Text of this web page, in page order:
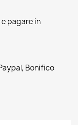
pagare in
Bonifico